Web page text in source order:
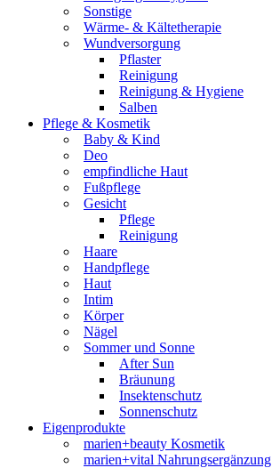
Sonstige
Wärme- & Kältetherapie
Wundversorgung
Pflaster
Reinigung
Reinigung & Hygiene
Salben
Pflege & Kosmetik
Baby & Kind
Deo
empfindliche Haut
Fußpflege
Gesicht
Pflege
Reinigung
Haare
Handpflege
Haut
Intim
Körper
Nägel
Sommer und Sonne
After Sun
Bräunung
Insektenschutz
Sonnenschutz
Eigenprodukte
marien+beauty Kosmetik
marien+vital Nahrungsergänzung